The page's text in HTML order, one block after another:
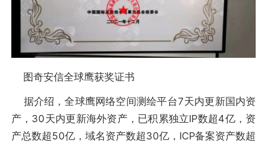
图奇安信全球鹰获奖证书
据介绍，全球鹰网络空间测绘平台7天内更新国内资
产，30天内更新海外资产，已积累独立IP数超4亿，资
产总数超50亿，域名资产数超30亿，ICP备案资产数超